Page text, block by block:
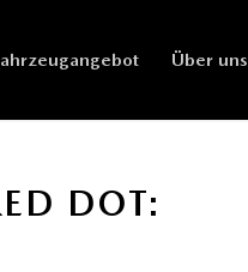
Über uns
DOT: